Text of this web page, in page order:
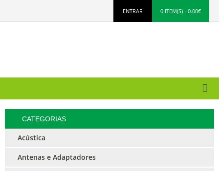
ENTRAR 0 ITEM(S) - 0.00€
CATEGORIAS
Acústica
Antenas e Adaptadores